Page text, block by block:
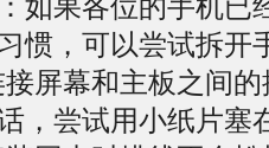
果各位的手机已
惯，可以尝试拆开
屏幕和主板之间
，尝试用小纸片塞